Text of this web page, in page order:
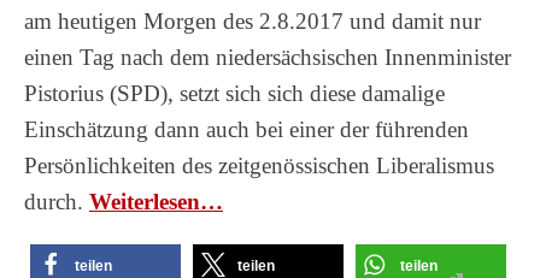
am heutigen Morgen des 2.8.2017 und damit nur
einen Tag nach dem niedersächsischen Innenminister
Pistorius (SPD), setzt sich sich diese damalige
Einschätzung dann auch bei einer der führenden
Persönlichkeiten des zeitgenössischen Liberalismus
durch. Wei­ter­le­sen…
teilen teilen teilen